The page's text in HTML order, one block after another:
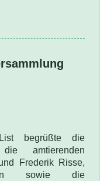
begrüßte die
die amtierenden
Frederik Risse,
sowie die